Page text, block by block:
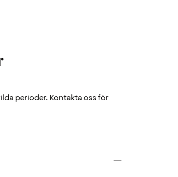
perioder. Kontakta oss för
—